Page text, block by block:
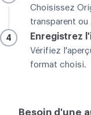
Choisissez
transparent ou
4 Enregistrez
Vérifiez
format choisi.
Besoin d'une